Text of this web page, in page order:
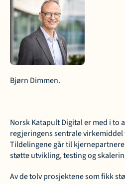
Bjørn Dimmen.
Norsk Katapult Digital er med i to
regjeringens sentrale
Tildelingene går til
støtte utvikling, testing og
Av de tolv prosjektene som fikk